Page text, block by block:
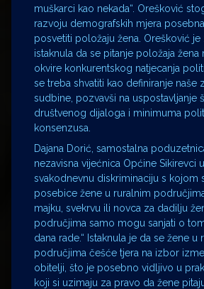
muškarci kao nekada“. Orešković
razvoju demografskih mjera
posvetiti položaju žena. Orešković je
istaknula da se pitanje položaja žena
okvire konkurentskog natjecanja
se treba shvatiti kao definiranje naše
sudbine, pozvavši na uspostavljanje
društvenog dijaloga i minimuma
konsenzusa.
Dajana Dorić, samostalna
nezavisna vijećnica Općine Sikirevci
svakodnevnu diskriminaciju s kojom
posebice žene u ruralnim
majku, svekrvu ili novca za dadilju
područjima samo mogu sanjati o
dana rade.“ Istaknula je da se žene u
područjima češće tjera na izbor
obitelji, što je posebno vidljivo u
koji si uzimaju za pravo da žene